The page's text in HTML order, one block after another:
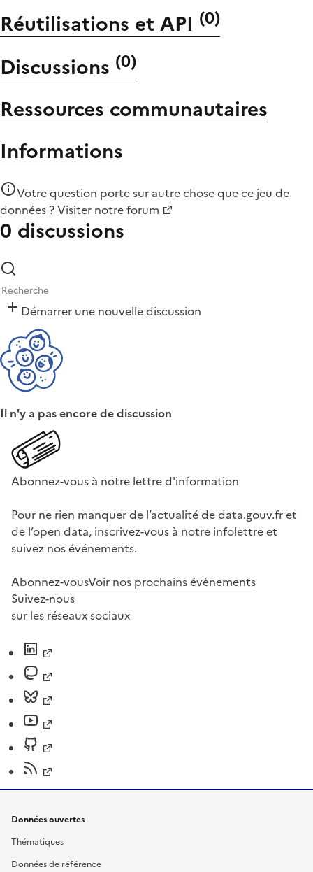
Réutilisations et API (0)
Discussions (0)
Ressources communautaires
Informations
Votre question porte sur autre chose quece jeu de
données ?Visiter notre forum
0 discussions
Démarrer une nouvelle discussion
Il n'y a pas encore de discussion
Abonnez-vous à notre lettre d'information
Pour ne rien manquer de l’actualité de data.gouv.fr et
de l’open data, inscrivez-vous à notre infolettre et
suivez nos événements.
Abonnez-vousVoir nos prochains évènements
Suivez-nous
sur les réseaux sociaux
Données ouvertes
Thématiques
Données de référence